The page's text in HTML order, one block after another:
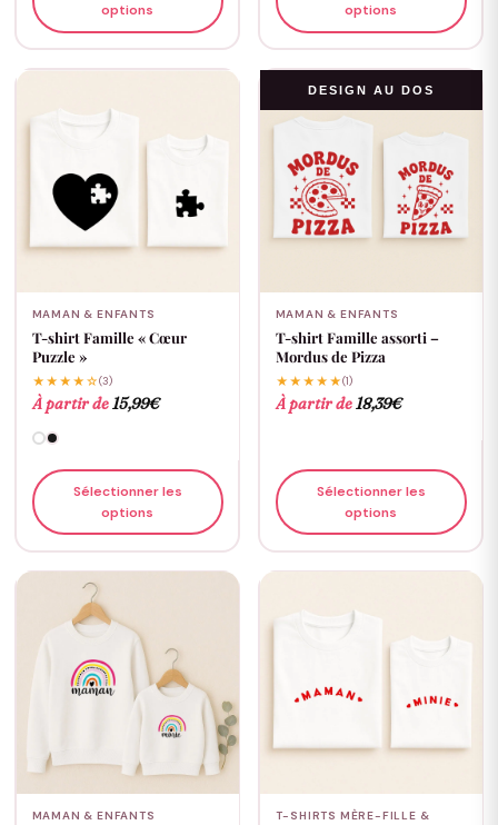
options
options
MAMAN & ENFANTS
T-shirt Famille « Cœur
Puzzle »
★★★★☆(3)
À partir de15,99€
Sélectionner les
options
DESIGN AU DOS
MAMAN & ENFANTS
T-shirt Famille assorti –
Mordus de Pizza
★★★★★(1)
À partir de18,39€
Sélectionner les
options
MAMAN & ENFANTS
T-SHIRTS MÈRE-FILLE &